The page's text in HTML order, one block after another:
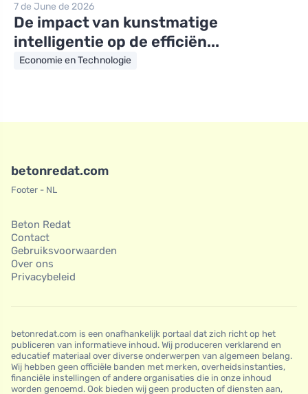
7 de June de 2026
De impact van kunstmatige
intelligentie op de efficiën...
Economie en Technologie
betonredat.com
Footer - NL
Beton Redat
Contact
Gebruiksvoorwaarden
Over ons
Privacybeleid
betonredat.com is een onafhankelijk portaal dat zich richt op het
publiceren van informatieve inhoud. Wij produceren verklarend en
educatief materiaal over diverse onderwerpen van algemeen belang.
Wij hebben geen officiële banden met merken, overheidsinstanties,
financiële instellingen of andere organisaties die in onze inhoud
worden genoemd. Ook bieden wij geen producten of diensten aan,